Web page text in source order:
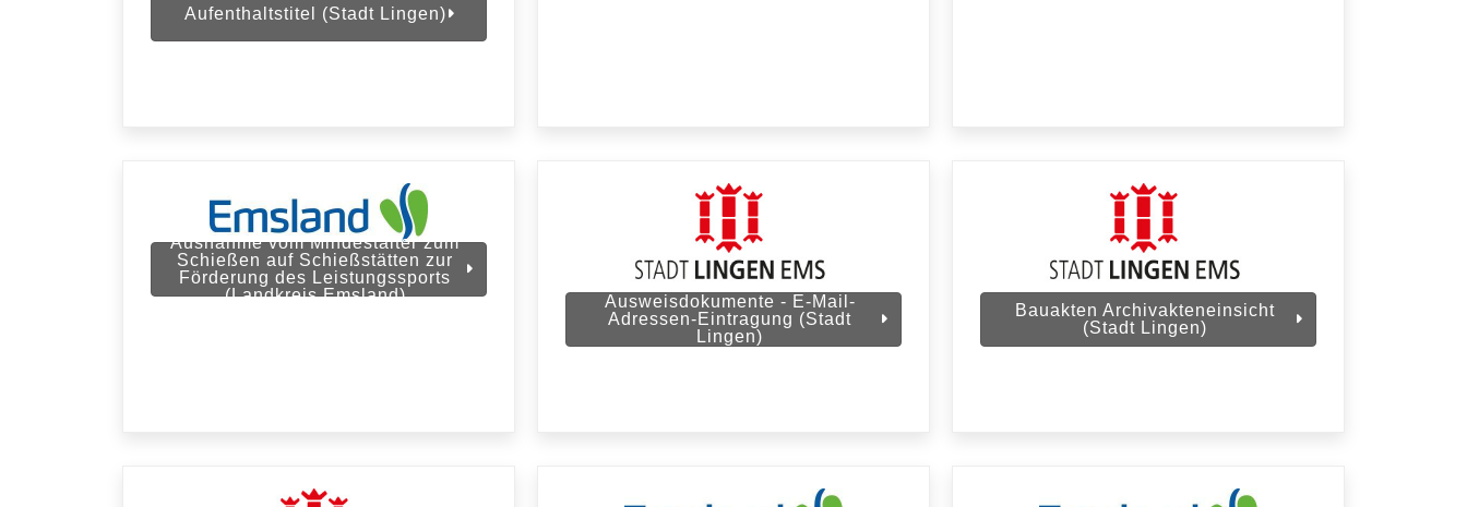
Aufenthaltstitel (Stadt Lingen)
Ausnahme vom Mindestalter zum
Schießen auf Schießstätten zur
Förderung des Leistungssports
(Landkreis Emsland)
Ausweisdokumente - E-Mail-
Adressen-Eintragung (Stadt
Lingen)
Bauakten Archivakteneinsicht
(Stadt Lingen)